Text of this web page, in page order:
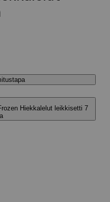
Hiekkalelut leikkisetti 7